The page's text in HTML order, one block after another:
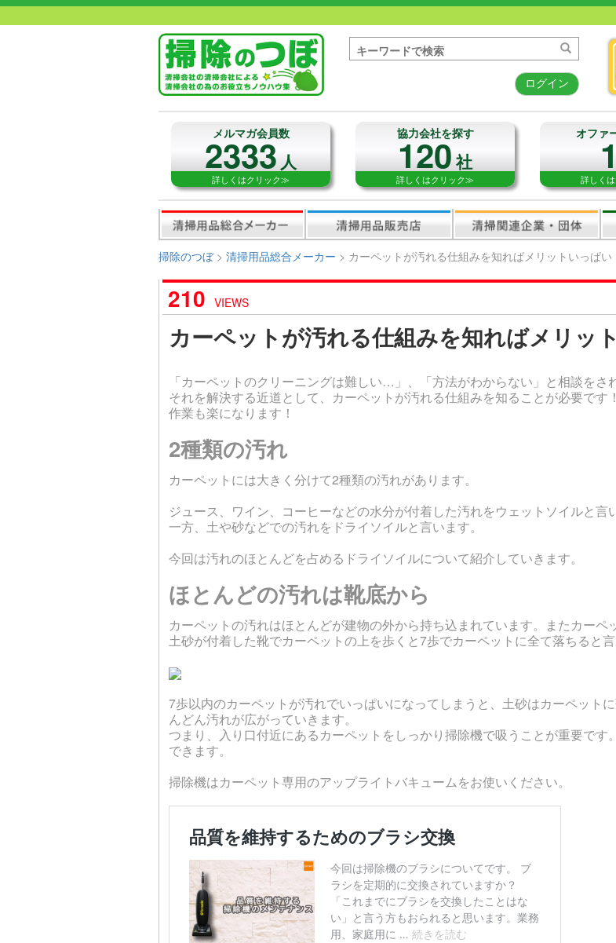
ログイン
メルマガ会員数
2333人
詳しくはクリック≫
協力会社を探す
120社
詳しくはクリック≫
オファ
詳しく
掃除のつぼ> 清掃用品総合メーカー > カーペットが汚れる仕組みを知ればメリットいっぱい
210 VIEWS
カーペットが汚れる仕組みを知ればメリッ
「カーペットのクリーニングは難しい…」、「方法がわからない」と相談をさ
それを解決する近道として、カーペットが汚れる仕組みを知ることが必要です
作業も楽になります！
2種類の汚れ
カーペットには大きく分けて2種類の汚れがあります。
ジュース、ワイン、コーヒーなどの水分が付着した汚れをウェットソイルと言
一方、土や砂などでの汚れをドライソイルと言います。
今回は汚れのほとんどを占めるドライソイルについて紹介していきます。
ほとんどの汚れは靴底から
カーペットの汚れはほとんどが建物の外から持ち込まれています。またカーペ
土砂が付着した靴でカーペットの上を歩くと7歩でカーペットに全て落ちると言
7歩以内のカーペットが汚れでいっぱいになってしまうと、土砂はカーペット
んどん汚れが広がっていきます。
つまり、入り口付近にあるカーペットをしっかり掃除機で吸うことが重要で
できます。
掃除機はカーペット専用のアップライトバキュームをお使いください。